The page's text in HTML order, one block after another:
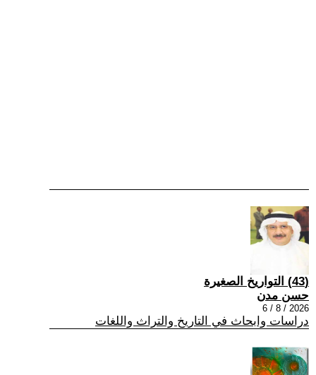
(43) التواريخ الصغيرة
حسن مدن
2026 / 8 / 6
دراسات وابحاث في التاريخ والتراث واللغات